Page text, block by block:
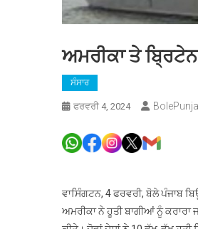
ਅਮਰੀਕਾ ਤੇ
ਸੰਸਾਰ
ਫਰਵਰੀ 4, 2024
ਵਾਸਿੰਗਟਨ, 4 ਫਰਵਰੀ, ਬੋਲੇ ਪੰਜਾਬ
ਅਮਰੀਕਾ ਨੇ ਹੂਤੀ ਬਾਗੀਆਂ ਨੂੰ